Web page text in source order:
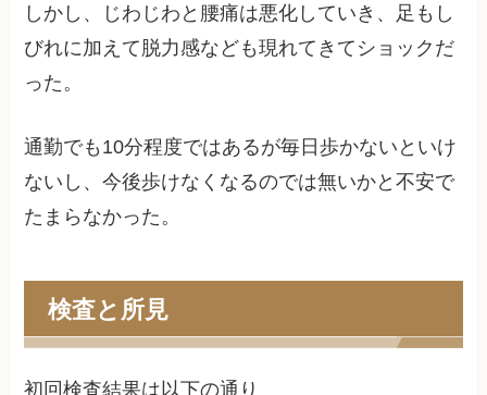
しかし、じわじわと腰痛は悪化していき、足もし
びれに加えて脱力感なども現れてきてショックだ
った。
通勤でも10分程度ではあるが毎日歩かないといけ
ないし、今後歩けなくなるのでは無いかと不安で
たまらなかった。
検査と所見
初回検査結果は以下の通り